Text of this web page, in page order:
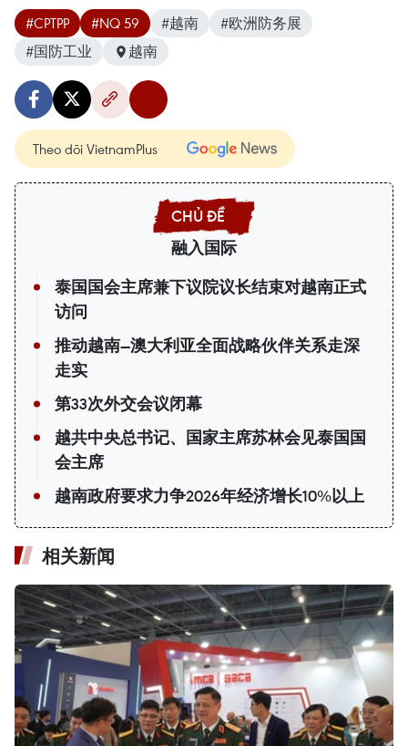
#CPTPP #NQ 59 #越南
#欧洲防务展
#国防工业
越南
Theo dõi VietnamPlus
融入国际
泰国国会主席兼下议院议长结束对越南正式
访问
推动越南—澳大利亚全面战略伙伴关系走深
走实
第33次外交会议闭幕
越共中央总书记、国家主席苏林会见泰国国
会主席
越南政府要求力争2026年经济增长10%以上
相关新闻